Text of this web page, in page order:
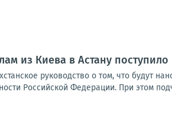
из Киева в Астану
руководство о том, что будут
Российской Федерации. При этом